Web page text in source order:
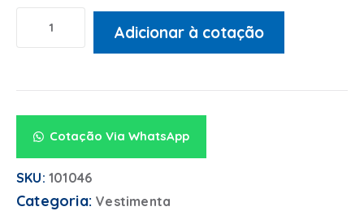
Adicionar à cotação
Cotação Via WhatsApp
SKU: 101046
Categoria:Vestimenta